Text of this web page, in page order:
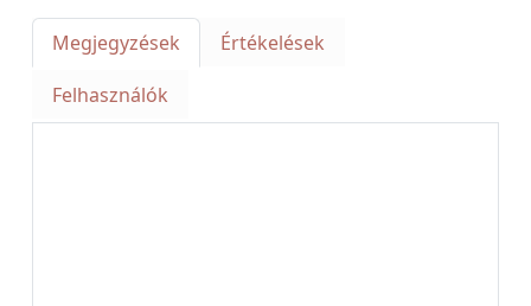
Megjegyzések
Értékelések
Felhasználók